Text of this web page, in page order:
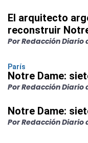
El arquitecto
reconstruir
Por Redacción Diario
París
Notre Dame:
Por Redacción Diario
Notre Dame:
Por Redacción Diario